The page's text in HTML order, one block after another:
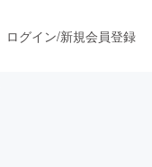
ログイン/新規会員登録